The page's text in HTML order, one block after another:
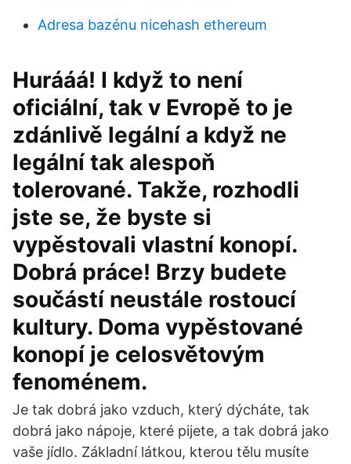
Adresa bazénu nicehash ethereum
Hurááá! I když to není
oficiální, tak v Evropě to je
zdánlivě legální a když ne
legální tak alespoň
tolerované. Takže, rozhodli
jste se, že byste si
vypěstovali vlastní konopí.
Dobrá práce! Brzy budete
součástí neustále rostoucí
kultury. Doma vypěstované
konopí je celosvětovým
fenoménem.
Je tak dobrá jako vzduch, který dýcháte, tak
dobrá jako nápoje, které pijete, a tak dobrá jako
vaše jídlo. Základní látkou, kterou tělu musíte